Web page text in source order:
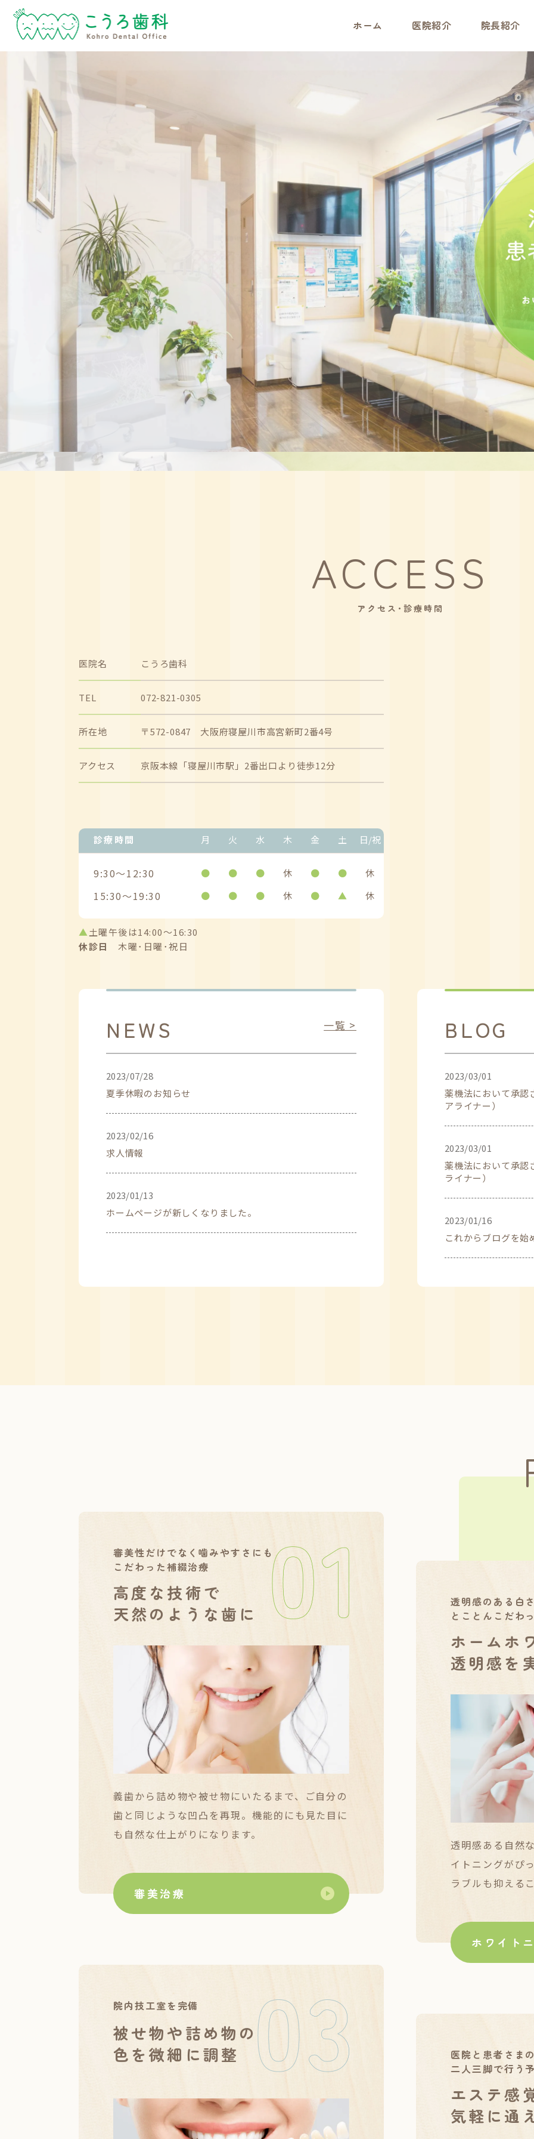
ホーム 医院紹介 院長紹介
ACCESS
アクセス･診療時間
医院名 こうろ歯科
TEL 072-821-0305
所在地 〒572-0847 大阪府寝屋川市高宮新町2番4号
アクセス 京阪本線「寝屋川市駅」2番出口より徒歩12分
診療時間 月 火 水 木 金 土 日/祝
9:30～12:30 ● ● ● 休 ● ● 休
15:30～19:30 ● ● ● 休 ● ▲ 休
▲土曜午後は14:00～16:30
休診日
木曜･日曜･祝日
NEWS 一覧 >
2023/07/28
夏季休暇のお知らせ
2023/02/16
求人情報
2023/01/13
ホームページが新しくなりました。
BLOG
2023/03/01
薬機法において承認
アライナー）
2023/03/01
薬機法において承認
ライナー）
2023/01/16
これからブログを始
審美性だけでなく噛みやすさにも
こだわった補綴治療
高度な技術で
天然のような歯に
義歯から詰め物や被せ物にいたるまで、ご自分の
歯と同じような凹凸を再現。機能的にも見た目に
も自然な仕上がりになります。
審美治療
透明感のある白
とことんこだわ
ホームホ
透明感を
透明感ある自然
イトニングがぴ
ラブルも抑える
ホワイト
院内技工室を完備
被せ物や詰め物の
色を微細に調整
医院と患者さま
二人三脚で行う
エステ感
気軽に通